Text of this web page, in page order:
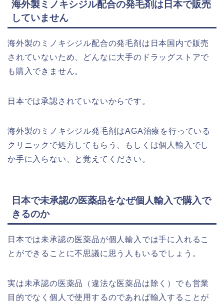
海外製ミノキシジル配合の発毛剤は日本で販売
していません
海外製のミノキシジル配合の発毛剤は日本国内で販売
されていないため、どんなに大手のドラッグストアで
も購入できません。
日本では承認されていないからです。
海外製のミノキシジル発毛剤はAGA治療を行っている
クリニックで処方してもらう、もしくは個人輸入でし
か手に入らない、と覚えてください。
日本で未承認の医薬品をなぜ個人輸入で購入で
きるのか
日本では未承認の医薬品が個人輸入では手に入れるこ
とができることに不思議に思う人もいるでしょう。
実は未承認の医薬品（違法な医薬品は除く）でも営業
目的でなく個人で使用するのであれば輸入することが